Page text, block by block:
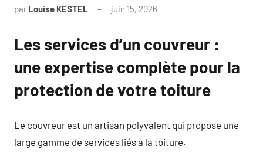
par Louise KESTEL juin 15, 2026
Les services d’un couvreur :
une expertise complète pour la
protection de votre toiture
Le couvreur est un artisan polyvalent qui propose une
large gamme de services liés à la toiture.